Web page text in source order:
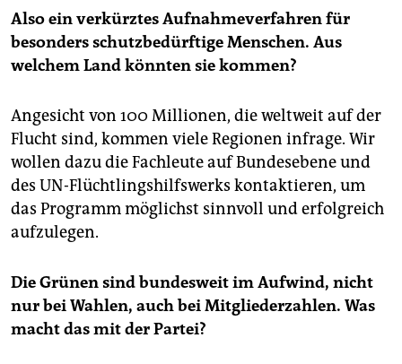
Also ein verkürztes Aufnahmeverfahren für
besonders schutzbedürftige Menschen. Aus
welchem Land könnten sie kommen?
Angesicht von 100 Millionen, die weltweit auf der
Flucht sind, kommen viele Regionen infrage. Wir
wollen dazu die Fachleute auf Bundesebene und
des UN-Flüchtlingshilfswerks kontaktieren, um
das Programm möglichst sinnvoll und erfolgreich
aufzulegen.
Die Grünen sind bundesweit im Aufwind, nicht
nur bei Wahlen, auch bei Mitgliederzahlen. Was
macht das mit der Partei?